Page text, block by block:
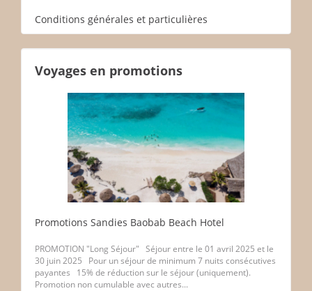
Conditions générales et particulières
Voyages en promotions
Promotions Sandies Baobab Beach Hotel
PROMOTION "Long Séjour" Séjour entre le 01 avril 2025 et le
30 juin 2025 Pour un séjour de minimum 7 nuits consécutives
payantes 15% de réduction sur le séjour (uniquement).
Promotion non cumulable avec autres...